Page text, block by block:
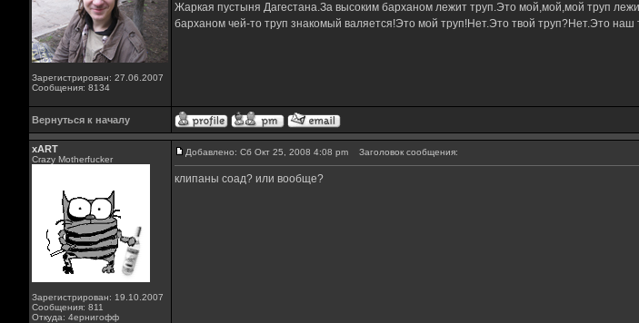
Зарегистрирован: 27.06.2007
Сообщения: 8134
Жаркая пустыня Дагестана.За высоким барханом лежит труп.Это мой,мой,мой труп
барханом чей-то труп знакомый валяется!Это мой труп!Нет.Это твой труп?Нет.Это
Вернуться к началу
xART
Crazy Motherfucker
Зарегистрирован: 19.10.2007
Сообщения: 811
Откуда: 4ернигофф
Добавлено: Сб Окт 25, 2008 4:08 pm Заголовок сообщения:
клипаны соад? или вообще?